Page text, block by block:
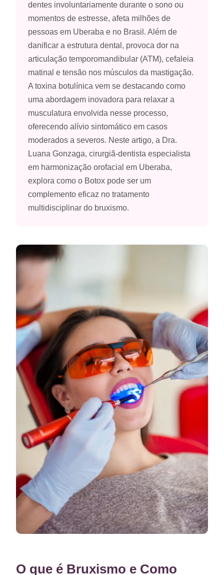
dentes involuntariamente durante o sono ou
momentos de estresse, afeta milhões de
pessoas em Uberaba e no Brasil. Além de
danificar a estrutura dental, provoca dor na
articulação temporomandibular (ATM), cefaleia
matinal e tensão nos músculos da mastigação.
A toxina botulínica vem se destacando como
uma abordagem inovadora para relaxar a
musculatura envolvida nesse processo,
oferecendo alívio sintomático em casos
moderados a severos. Neste artigo, a Dra.
Luana Gonzaga, cirurgiã-dentista especialista
em harmonização orofacial em Uberaba,
explora como o Botox pode ser um
complemento eficaz no tratamento
multidisciplinar do bruxismo.
O que é Bruxismo e Como